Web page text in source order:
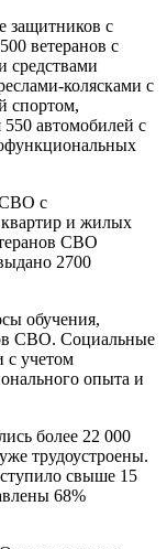
защитников с
ветеранов с
средствами
колясками с
спортом,
автомобилей с
СВО с
квартир и жилых
СВО
2700
обучения,
СВО. Социальные
с учетом
опыта и
более 22 000
трудоустроены.
свыше 15
68%